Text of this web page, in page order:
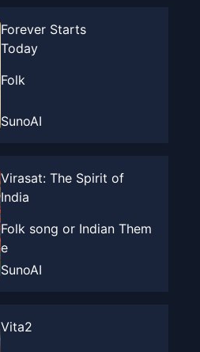
Forever Starts
Today
Folk
SunoAI
Virasat: The Spirit of
India
Folk song or Indian Them
e
SunoAI
Vita2